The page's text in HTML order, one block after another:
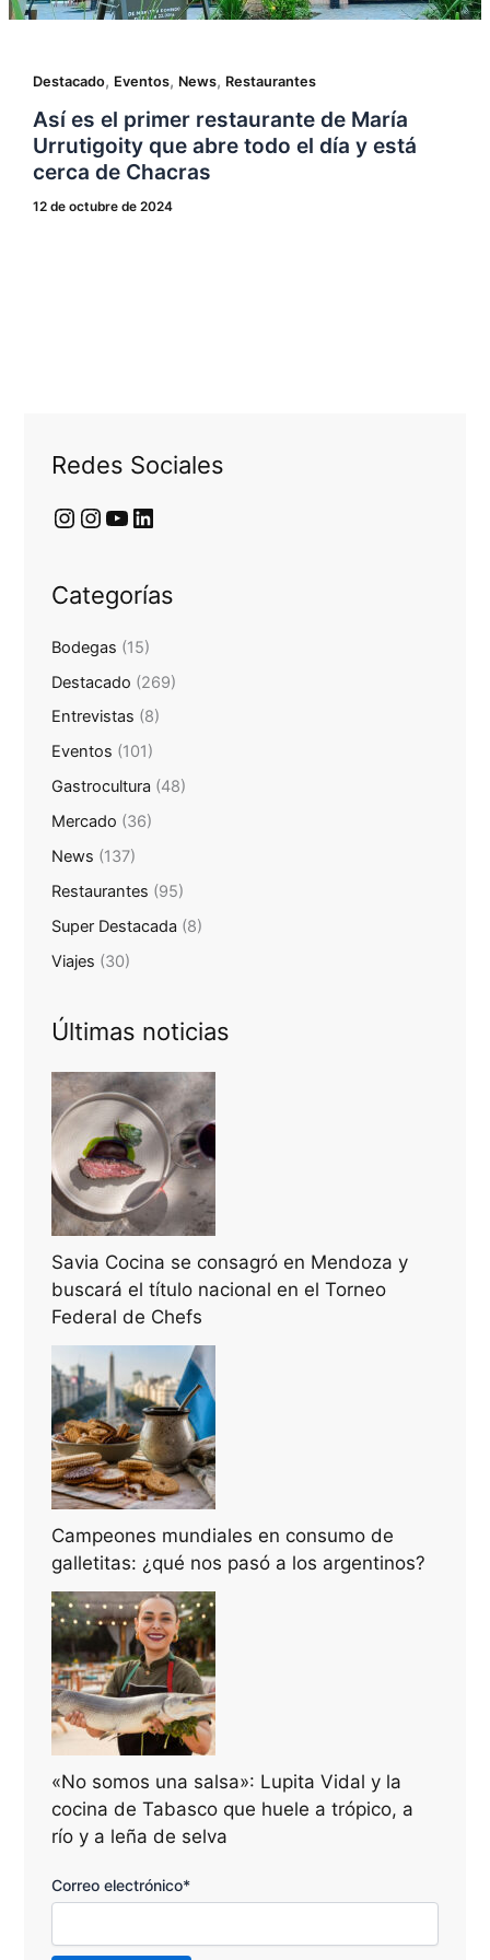
Destacado, Eventos, News, Restaurantes
Así es el primer restaurante de María
Urrutigoity que abre todo el día y está
cerca de Chacras
12 de octubre de 2024
Redes Sociales
Categorías
Bodegas (15)
Destacado (269)
Entrevistas (8)
Eventos (101)
Gastrocultura (48)
Mercado (36)
News (137)
Restaurantes (95)
Super Destacada (8)
Viajes (30)
Últimas noticias
Savia Cocina se consagró en Mendoza y
buscará el título nacional en el Torneo
Federal de Chefs
Campeones mundiales en consumo de
galletitas: ¿qué nos pasó a los argentinos?
«No somos una salsa»: Lupita Vidal y la
cocina de Tabasco que huele a trópico, a
río y a leña de selva
Correo electrónico*